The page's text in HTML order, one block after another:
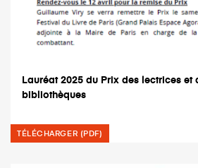
Lauréat 2025 du Prix des lectrices et
bibliothèques
TÉLÉCHARGER (PDF)